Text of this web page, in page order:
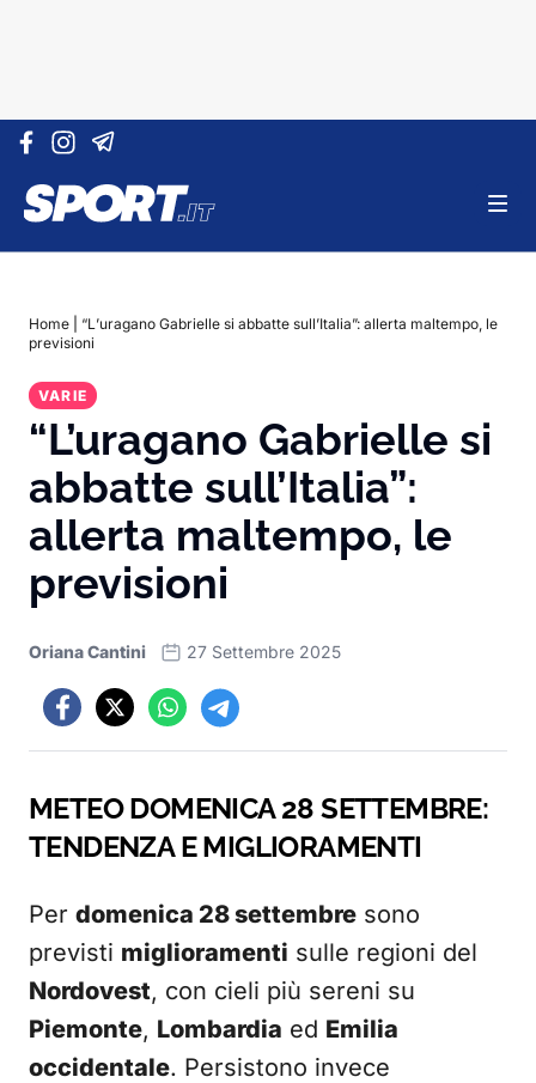
Vai al contenuto
Home
“L’uragano Gabrielle si abbatte sull’Italia”: allerta maltempo, le
previsioni
VARIE
“L’uragano Gabrielle si
abbatte sull’Italia”:
allerta maltempo, le
previsioni
Oriana Cantini 27 Settembre 2025
METEO DOMENICA 28 SETTEMBRE:
TENDENZA E MIGLIORAMENTI
Per domenica 28 settembre sono
previsti miglioramenti sulle regioni del
Nordovest, con cieli più sereni su
Piemonte, Lombardia ed Emilia
occidentale. Persistono invece